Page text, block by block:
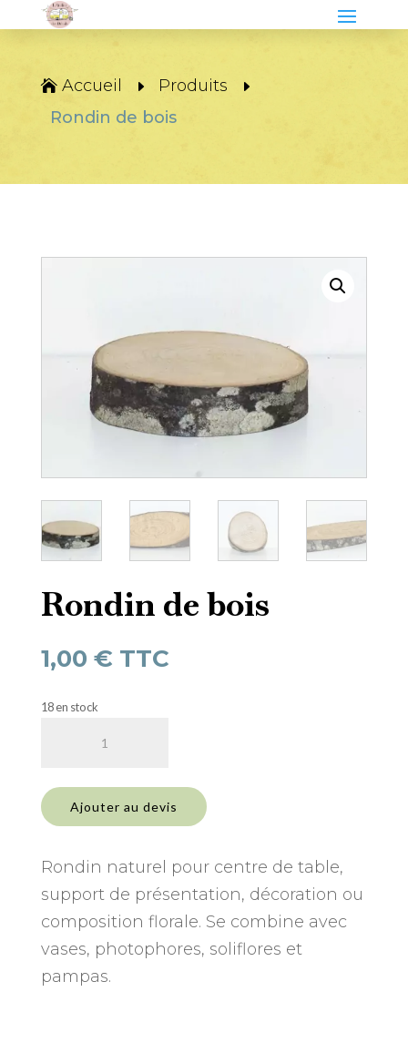
Accueil
Produits
Rondin de bois
Rondin de bois
1,00 € TTC
18 en stock
de
bois
Ajouter au devis
Rondin naturel pour centre de table,
support de présentation, décoration ou
composition florale. Se combine avec
vases, photophores, soliflores et
pampas.